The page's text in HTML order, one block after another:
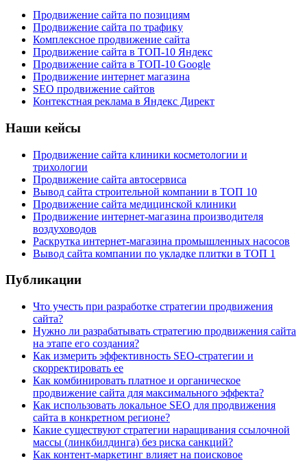
Продвижение сайта по позициям
Продвижение сайта по трафику
Комплексное продвижение сайта
Продвижение сайта в ТОП-10 Яндекс
Продвижение сайта в ТОП-10 Google
Продвижение интернет магазина
SEO продвижение сайтов
Контекстная реклама в Яндекс Директ
Наши кейсы
Продвижение сайта клиники косметологии и
трихологии
Продвижение сайта автосервиса
Вывод сайта строительной компании в ТОП 10
Продвижение сайта медицинской клиники
Продвижение интернет-магазина производителя
воздуховодов
Раскрутка интернет-магазина промышленных насосов
Вывод сайта компании по укладке плитки в ТОП 1
Публикации
Что учесть при разработке стратегии продвижения
сайта?
Нужно ли разрабатывать стратегию продвижения сайта
на этапе его создания?
Как измерить эффективность SEO-стратегии и
скорректировать ее
Как комбинировать платное и органическое
продвижение сайта для максимального эффекта?
Как использовать локальное SEO для продвижения
сайта в конкретном регионе?
Какие существуют стратегии наращивания ссылочной
массы (линкбилдинга) без риска санкций?
Как контент-маркетинг влияет на поисковое